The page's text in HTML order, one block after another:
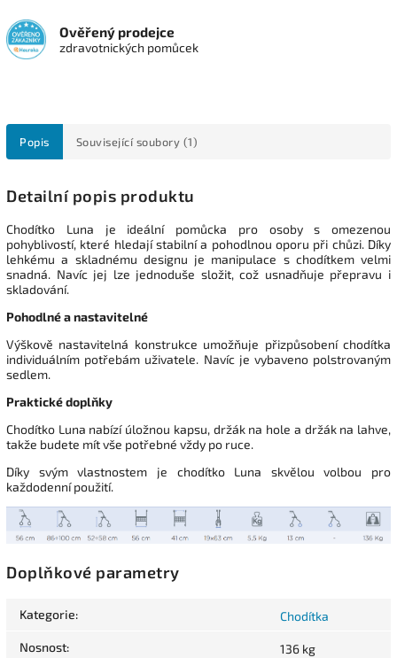
Ověřený prodejce
zdravotnických pomůcek
Popis Související soubory (1)
Detailní popis produktu
Chodítko Luna je ideální pomůcka pro osoby s omezenou
pohyblivostí, které hledají stabilní a pohodlnou oporu při chůzi. Díky
lehkému a skladnému designu je manipulace s chodítkem velmi
snadná. Navíc jej lze jednoduše složit, což usnadňuje přepravu i
skladování.
Pohodlné a nastavitelné
Výškově nastavitelná konstrukce umožňuje přizpůsobení chodítka
individuálním potřebám uživatele. Navíc je vybaveno polstrovaným
sedlem.
Praktické doplňky
Chodítko Luna nabízí úložnou kapsu, držák na hole a držák na lahve,
takže budete mít vše potřebné vždy po ruce.
Díky svým vlastnostem je chodítko Luna skvělou volbou pro
každodenní použití.
Doplňkové parametry
Kategorie: Chodítka
Nosnost: 136 kg